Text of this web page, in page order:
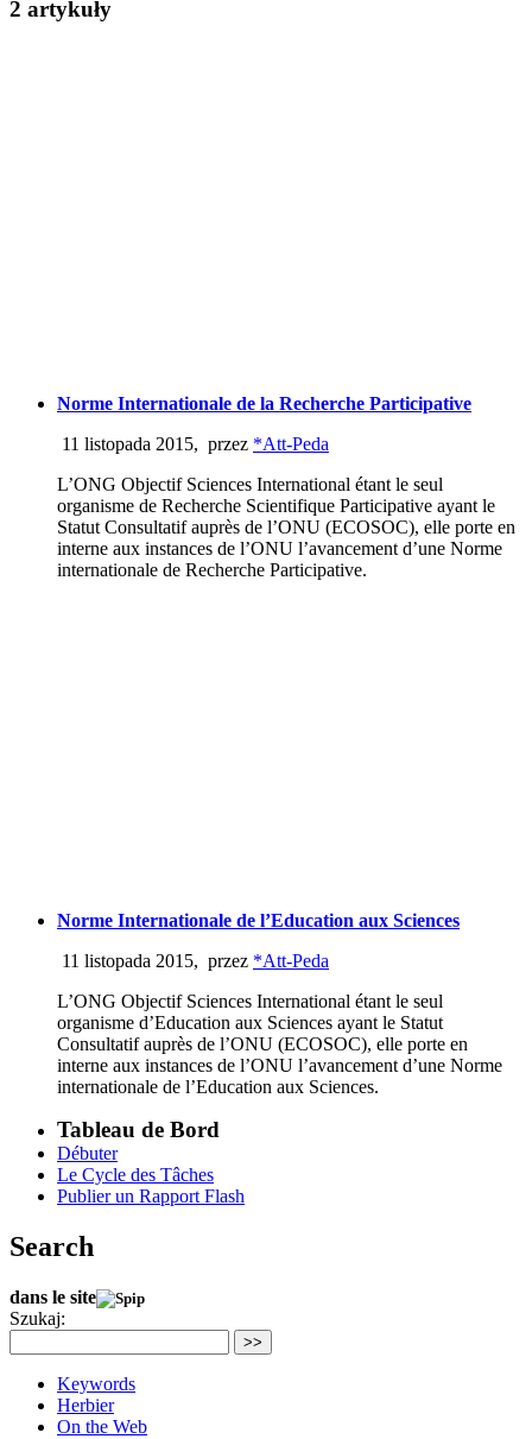
2 artykuły
Norme Internationale de la Recherche Participative
11 listopada 2015, przez *Att-Peda
L’ONG Objectif Sciences International étant le seul
organisme de Recherche Scientifique Participative ayant le
Statut Consultatif auprès de l’ONU (ECOSOC), elle porte en
interne aux instances de l’ONU l’avancement d’une Norme
internationale de Recherche Participative.
Norme Internationale de l’Education aux Sciences
11 listopada 2015, przez *Att-Peda
L’ONG Objectif Sciences International étant le seul
organisme d’Education aux Sciences ayant le Statut
Consultatif auprès de l’ONU (ECOSOC), elle porte en
interne aux instances de l’ONU l’avancement d’une Norme
internationale de l’Education aux Sciences.
Tableau de Bord
Débuter
Le Cycle des Tâches
Publier un Rapport Flash
Search
dans le site
Szukaj:
>>
Keywords
Herbier
On the Web